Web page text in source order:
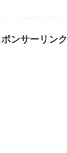
ポンサーリンク